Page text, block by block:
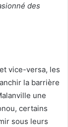
des
vice-versa, les
la barrière
une
certains
sous leurs